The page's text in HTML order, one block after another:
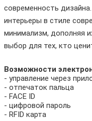
современность
интерьеры в стиле
минимализм, дополняя
выбор для тех, кто
Возможности
- управление через
- отпечаток пальца
- FACE ID
- цифровой пароль
- RFID карта